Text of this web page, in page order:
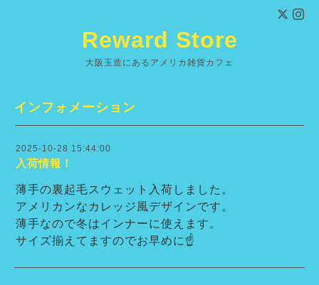
Reward Store
大阪玉造にあるアメリカ雑貨カフェ
インフォメーション
2025-10-28 15:44:00
入荷情報！
薄手の裏起毛スウェット入荷しました。
アメリカンなカレッジ風デザインです。
薄手なので冬はインナーに使えます。
サイズ揃えてますのでお早めに☝